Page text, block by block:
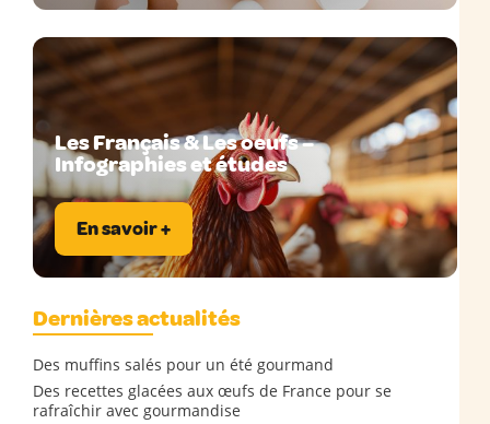
Les Français & Les oeufs –
Infographies et études
En savoir +
Dernières actualités
Des muffins salés pour un été gourmand
Des recettes glacées aux œufs de France pour se
rafraîchir avec gourmandise